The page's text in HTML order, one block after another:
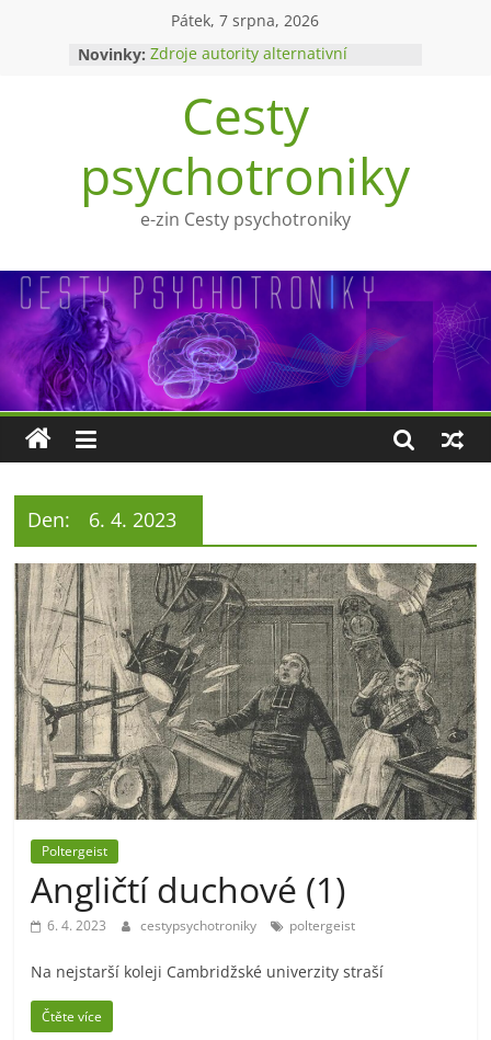
Pátek, 7 srpna, 2026
Novinky: Zdroje autority alternativní
Upíři a mytologie?
Ohnivý poltergeist
Tragédie Anny Göldi
Zlatý východ
Cesty
psychotroniky
e-zin Cesty psychotroniky
Den: 6. 4. 2023
Poltergeist
Angličtí duchové (1)
6. 4. 2023 cestypsychotroniky poltergeist
Na nejstarší koleji Cambridžské univerzity straší
Čtěte více